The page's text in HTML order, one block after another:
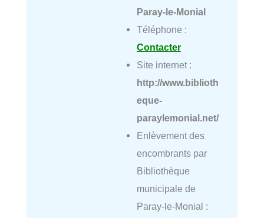
Paray-le-Monial
Téléphone :
Contacter
Site internet :
http://www.biblioth
eque-
paraylemonial.net/
Enlèvement des
encombrants par
Bibliothèque
municipale de
Paray-le-Monial :